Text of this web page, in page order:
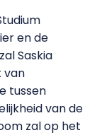
en de
Saskia
van
tussen
van de
zal op het